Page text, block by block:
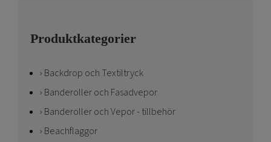
Produktkategorier
Backdrop och Textiltryck
Banderoller och Fasadvepor
Banderoller och Vepor - tillbehör
Beachflaggor